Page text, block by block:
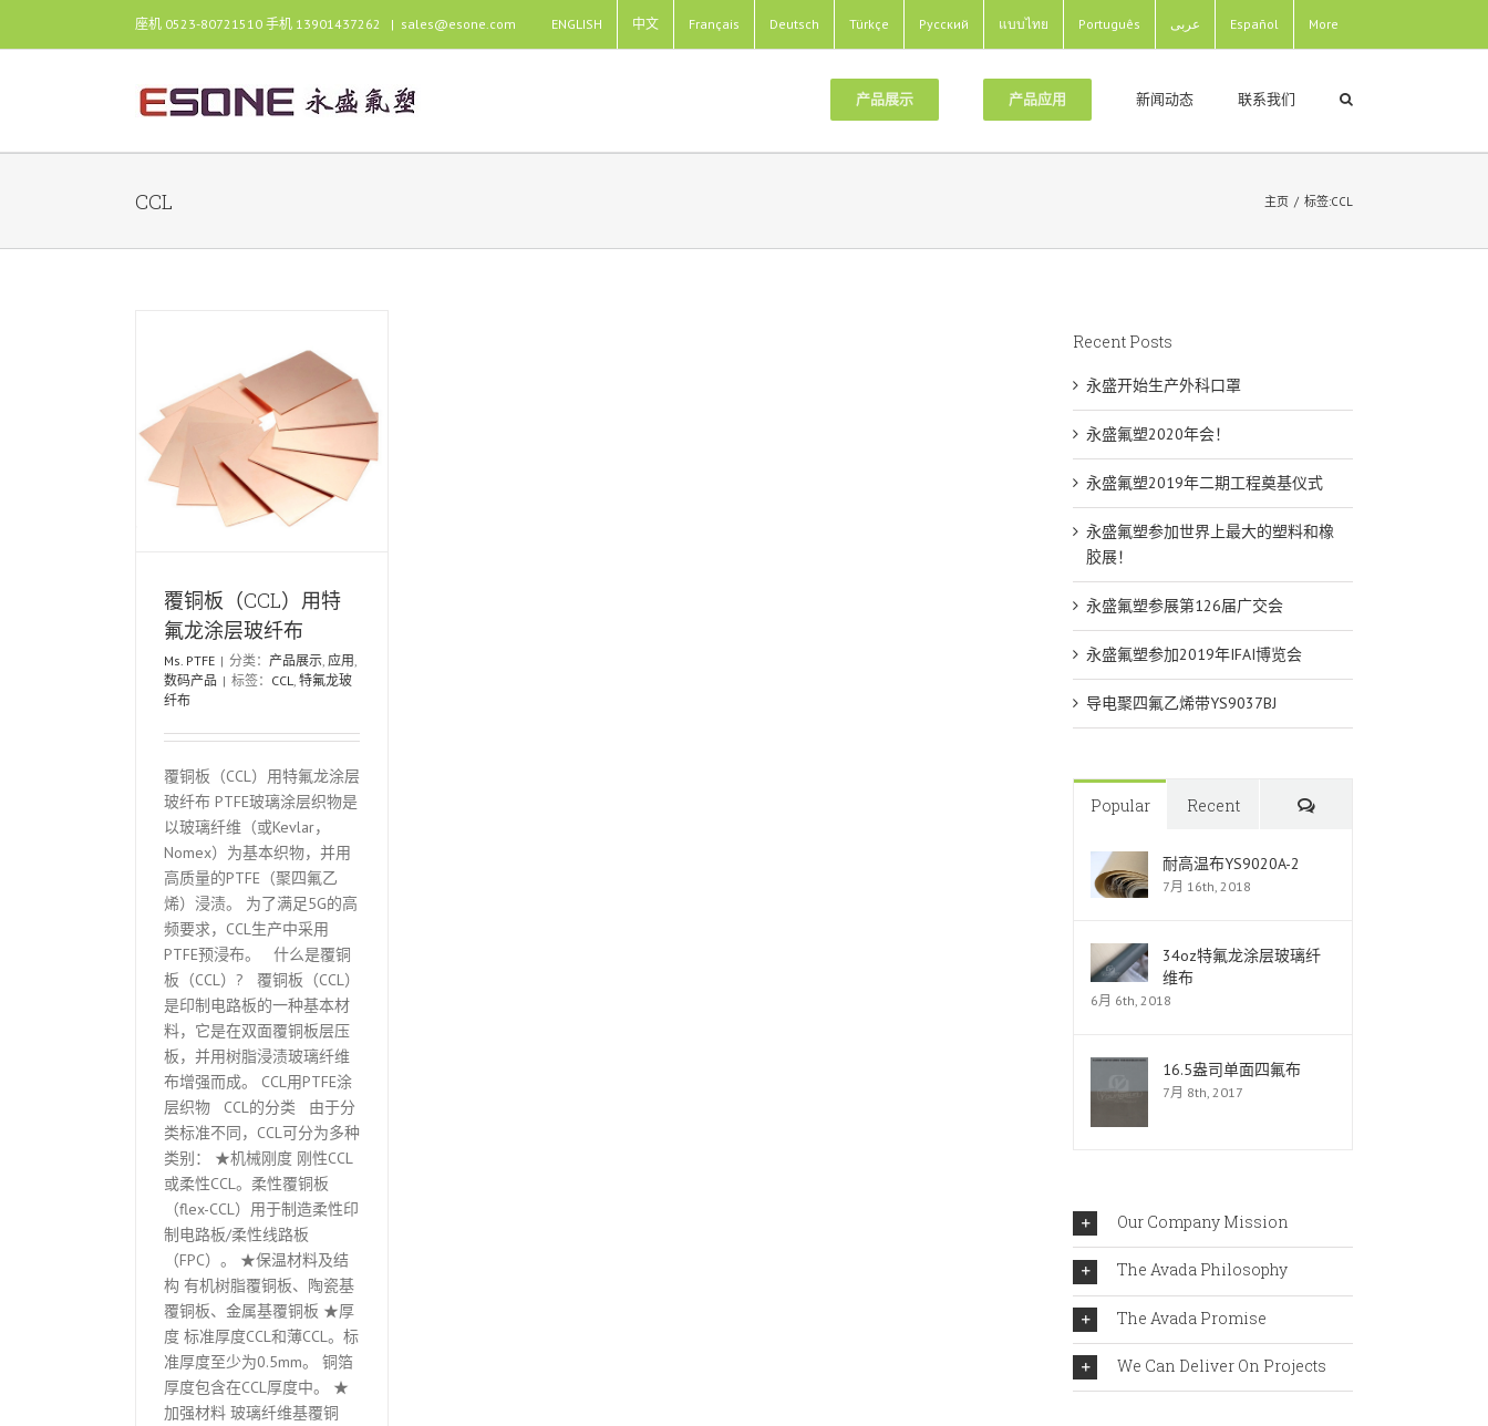
座机 0523-80721510 手机 13901437262 | sales@esone.com ENGLISH 中文 Français Deutsch Türkçe Pусский แบบไทย Português عربى Español More
产品展示 产品应用 新闻动态 联系我们
CCL 主页 / 标签:CCL
覆铜板（CCL）用特
氟龙涂层玻纤布
Ms. PTFE | 分类： 产品展示 应用
数码产品 | 标签： CCL 特氟龙玻
纤布
覆铜板（CCL）用特氟龙涂层
玻纤布 PTFE玻璃涂层织物是
以玻璃纤维（或Kevlar，
Nomex）为基本织物，并用
高质量的PTFE（聚四氟乙
烯）浸渍。 为了满足5G的高
频要求，CCL生产中采用
PTFE预浸布。 什么是覆铜
板（CCL）? 覆铜板（CCL）
是印制电路板的一种基本材
料，它是在双面覆铜板层压
板，并用树脂浸渍玻璃纤维
布增强而成。 CCL用PTFE涂
层织物 CCL的分类 由于分
类标准不同，CCL可分为多种
类别： ★机械刚度 刚性CCL
或柔性CCL。柔性覆铜板
（flex-CCL）用于制造柔性印
制电路板/柔性线路板
（FPC）。 ★保温材料及结
构 有机树脂覆铜板、陶瓷基
覆铜板、金属基覆铜板 ★厚
度 标准厚度CCL和薄CCL。标
准厚度至少为0.5mm。 铜箔
厚度包含在CCL厚度中。 ★
加强材料 玻璃纤维基覆铜
Recent Posts
永盛开始生产外科口罩
永盛氟塑2020年会！
永盛氟塑2019年二期工程奠基仪式
永盛氟塑参加世界上最大的塑料和橡
胶展！
永盛氟塑参展第126届广交会
永盛氟塑参加2019年IFAI博览会
导电聚四氟乙烯带YS9037BJ
Popular Recent Comments
耐高温布YS9020A-2
7月 16th, 2018
34oz特氟龙涂层玻璃纤
维布
6月 6th, 2018
16.5盎司单面四氟布
7月 8th, 2017
Our Company Mission
The Avada Philosophy
The Avada Promise
We Can Deliver On Projects